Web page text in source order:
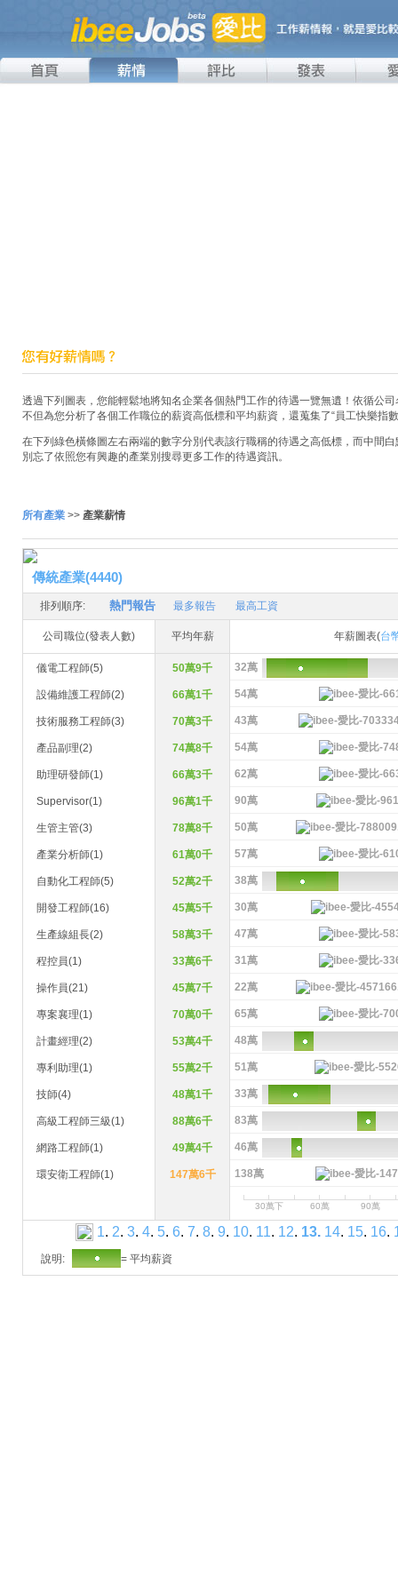
透過下列圖表，您能輕鬆地將知名企業各個熱門工作的待遇一覽無遺！依循公
不但為您分析了各個工作職位的薪資高低標和平均薪資，還蒐集了“員工快樂指
在下列綠色橫條圖左右兩端的數字分別代表該行職稱的待遇之高低標，而中間
別忘了依照您有興趣的產業別搜尋更多工作的待遇資訊。
所有產業 >> 產業薪情
傳統產業(4440)
排列順序: 熱門報告 最多報告 最高工資
公司職位(發表人數) 平均年薪 年薪圖表(台
儀電工程師(5) 50萬9千 32萬
設備維護工程師(2) 66萬1千 54萬
技術服務工程師(3) 70萬3千 43萬
產品副理(2) 74萬8千 54萬
助理研發師(1) 66萬3千 62萬
Supervisor(1) 96萬1千 90萬
生管主管(3) 78萬8千 50萬
產業分析師(1) 61萬0千 57萬
自動化工程師(5) 52萬2千 38萬
開發工程師(16) 45萬5千 30萬
生產線組長(2) 58萬3千 47萬
程控員(1) 33萬6千 31萬
操作員(21) 45萬7千 22萬
專案襄理(1) 70萬0千 65萬
計畫經理(2) 53萬4千 48萬
專利助理(1) 55萬2千 51萬
技師(4) 48萬1千 33萬
高級工程師三級(1) 88萬6千 83萬
網路工程師(1) 49萬4千 46萬
環安衛工程師(1) 147萬6千 138萬
30萬下 60萬 90萬
1. 2. 3. 4. 5. 6. 7. 8. 9. 10. 11. 12. 13. 14. 15. 16.
說明: = 平均薪資